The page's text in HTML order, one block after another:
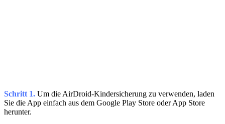
Schritt 1. Um die AirDroid-Kindersicherung zu verwenden, laden
Sie die App einfach aus dem Google Play Store oder App Store
herunter.